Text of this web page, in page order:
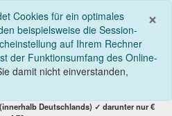
×
Cookies für ein optimales
beispielsweise die Session-
auf Ihrem Rechner
der Funktionsumfang des Online-
damit nicht einverstanden,
Deutschlands) ✓ darunter nur €